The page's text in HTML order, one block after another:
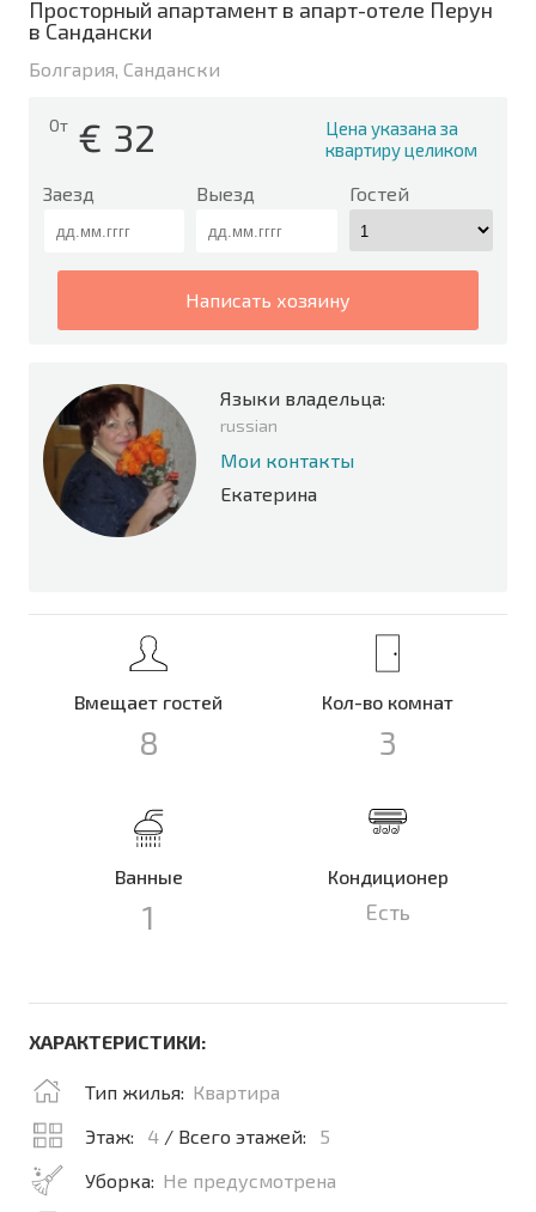
Просторный апартамент в апарт-отеле Перун
в Сандански
Болгария, Сандански
От € 32
Цена указана за
квартиру целиком
Заезд Выезд Гостей
написать хозяину
Языки владельца:
russian
Мои контакты
Екатерина
Вмещает гостей
8
Кол-во комнат
3
Ванные
1
Кондиционер
Есть
ХАРАКТЕРИСТИКИ:
Тип жилья: Квартира
Этаж:
4 / Всего этажей:
5
Уборка: Не предусмотрена